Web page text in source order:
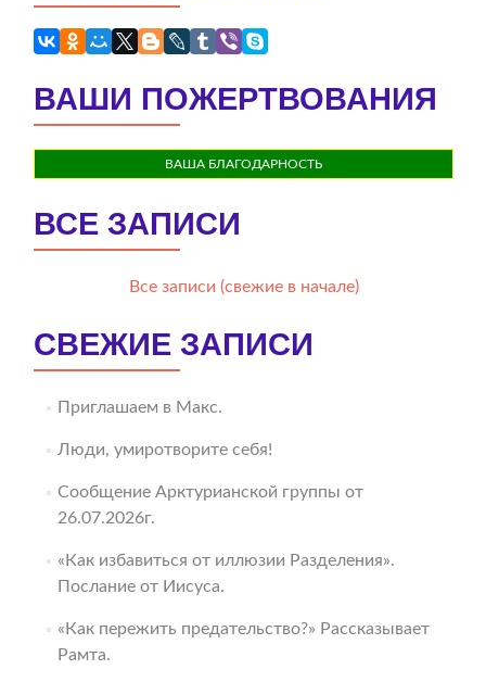
ВАШИ ПОЖЕРТВОВАНИЯ
ВАША БЛАГОДАРНОСТЬ
ВСЕ ЗАПИСИ
Все записи (свежие в начале)
СВЕЖИЕ ЗАПИСИ
Приглашаем в Макс.
Люди, умиротворите себя!
Сообщение Арктурианской группы от
26.07.2026г.
«Как избавиться от иллюзии Разделения».
Послание от Иисуса.
«Как пережить предательство?» Рассказывает
Рамта.